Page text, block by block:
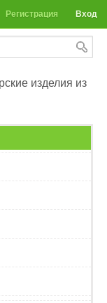
Вход
Регистрация
изделия из